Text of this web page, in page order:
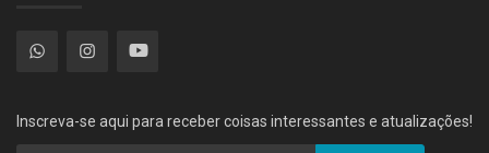
Inscreva-se aqui para receber coisas interessantes e atualizações!